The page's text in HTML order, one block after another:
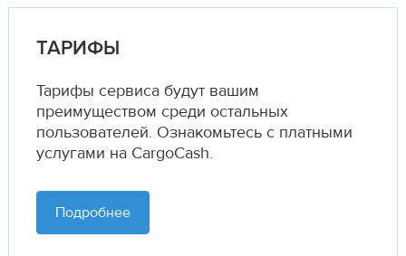
ТАРИФЫ
Тарифы сервиса будут вашим
преимуществом среди остальных
пользователей. Ознакомьтесь с платными
услугами на CargoCash.
Подробнее